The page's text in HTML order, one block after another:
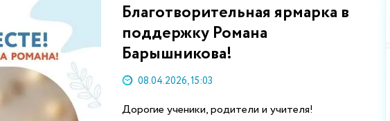
Благотворительная ярмарка в
поддержку Романа
Барышникова!
08.04.2026, 15:03
Дорогие ученики, родители и учителя!